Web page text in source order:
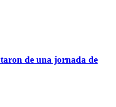
de una jornada de